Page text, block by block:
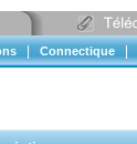
Connectique